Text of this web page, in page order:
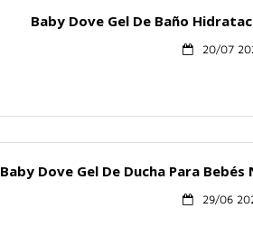
Baby Dove Gel De Baño
20/07
Baby Dove Gel De Ducha Para
29/06